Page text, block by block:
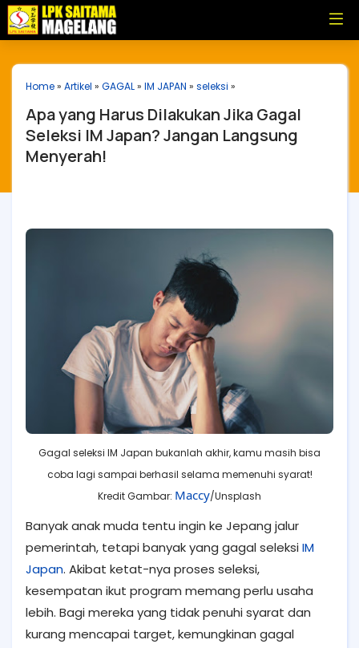
Home» Artikel » GAGAL» IM JAPAN » seleksi »
Apa yang Harus Dilakukan Jika Gagal
Seleksi IM Japan? Jangan Langsung
Menyerah!
Gagal seleksi IM Japan bukanlah akhir, kamu masih bisa
coba lagi sampai berhasil selama memenuhi syarat!
Kredit Gambar: Maccy/Unsplash
Banyak anak muda tentu ingin ke Jepang jalur
pemerintah, tetapi banyak yang gagal seleksiIM
Japan. Akibat ketat-nya proses seleksi,
kesempatan ikut program memang perlu usaha
lebih. Bagi mereka yang tidak penuhi syarat dan
kurang mencapai target, kemungkinan gagal